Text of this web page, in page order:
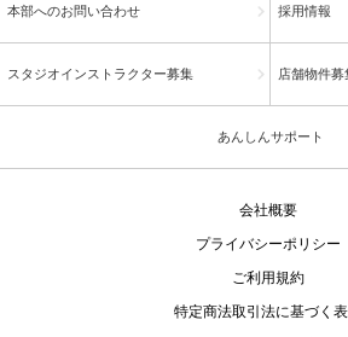
本部へのお問い合わせ 採用情報
スタジオインストラクター募集 店舗物件募
あんしんサポート
会社概要
プライバシーポリシー
ご利用規約
特定商法取引法に基づく